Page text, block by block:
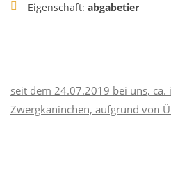
Eigenschaft: abgabetier
seit dem 24.07.2019 bei uns, ca.
Zwergkaninchen, aufgrund von